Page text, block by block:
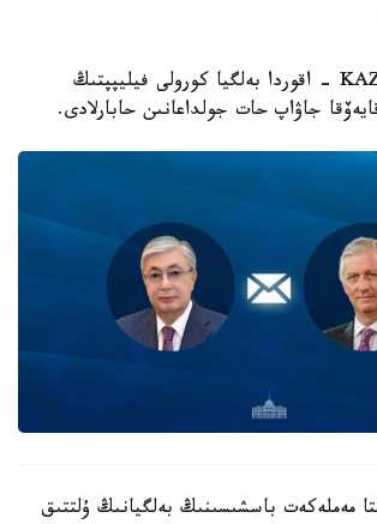
استانا. KAZINFORM - اقوردا بەلگيا كورولى فيليپپتىڭ
جاۋاپ حات جولداعانىن حابارلادى.
مەملەكەت باسشىسىنىڭ بەلگيانىڭ ۇلتتىق